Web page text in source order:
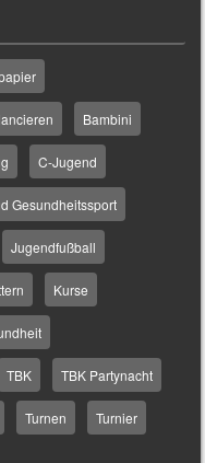
Bambini
C-Jugend
Gesundheitssport
Jugendfußball
Kurse
TBK TBK Partynacht
Turnen Turnier